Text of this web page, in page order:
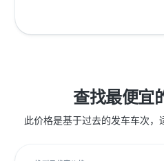
查找最便宜
此价格是基于过去的发车车次，